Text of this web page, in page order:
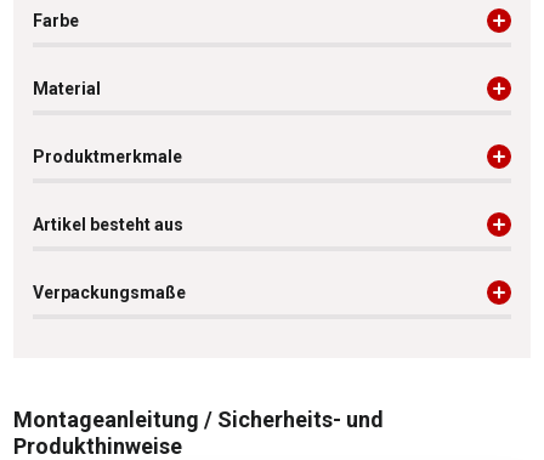
Farbe
Material
Produktmerkmale
Artikel besteht aus
Verpackungsmaße
Montageanleitung / Sicherheits- und
Produkthinweise